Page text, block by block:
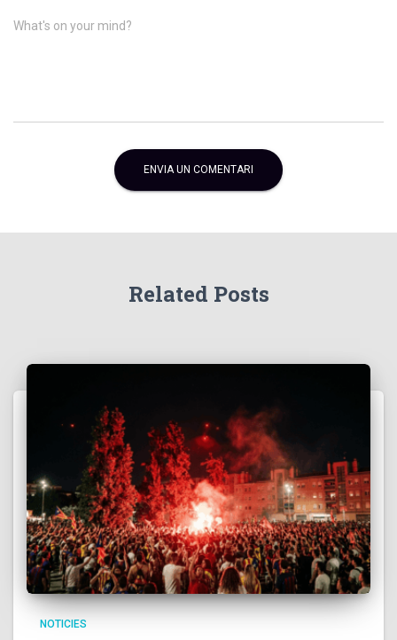
What's on your mind?
Related Posts
NOTICIES